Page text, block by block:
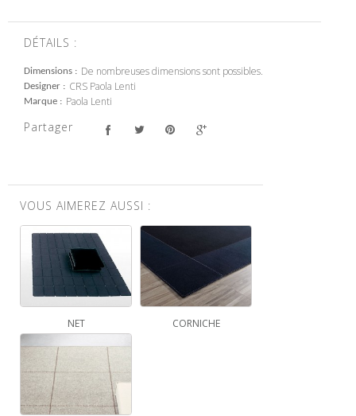
DÉTAILS :
Dimensions De nombreuses dimensions sont possibles.
Designer CRS Paola Lenti
Marque Paola Lenti
Partager
VOUS AIMEREZ AUSSI :
NET CORNICHE